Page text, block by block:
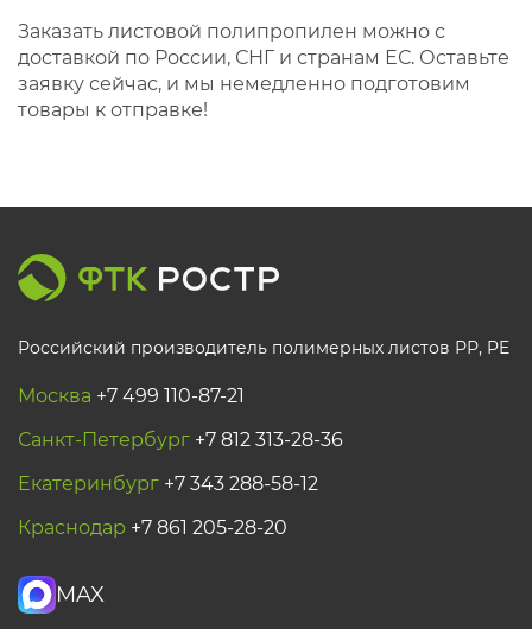
Заказать листовой полипропилен можно с
доставкой по России, СНГ и странам ЕС. Оставьте
заявку сейчас, и мы немедленно подготовим
товары к отправке!
Российский производитель полимерных листов РР, PE
Москва +7 499 110-87-21
Санкт-Петербург +7 812 313-28-36
Екатеринбург +7 343 288-58-12
Краснодар +7 861 205-28-20
MAX